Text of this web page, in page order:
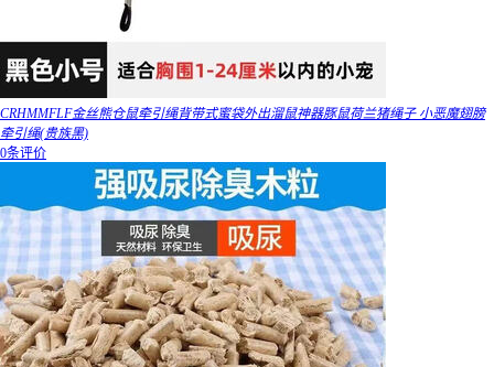
CRHMMFLF金丝熊仓鼠牵引绳背带式蜜袋外出溜鼠神器豚鼠荷兰猪绳子 小恶魔翅膀
牵引绳(贵族黑)
0条评价